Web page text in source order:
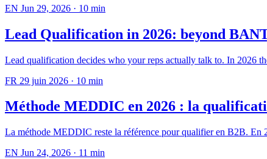
EN Jun 29, 2026 · 10 min
Lead Qualification in 2026: beyond
Lead qualification decides who your reps actually talk to. In 2026
FR 29 juin 2026 · 10 min
Méthode MEDDIC en 2026 : la
La méthode MEDDIC reste la référence pour qualifier en B2B.
EN Jun 24, 2026 · 11 min